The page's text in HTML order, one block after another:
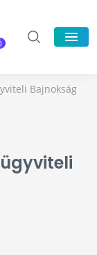
Bajnokság